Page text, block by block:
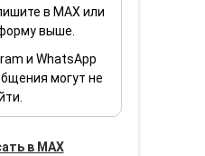
в MAX или
выше.
и WhatsApp
могут не
в MAX